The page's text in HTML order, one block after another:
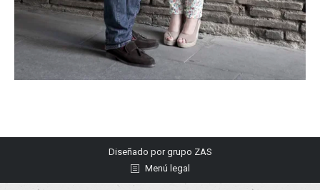
Diseñado porgrupo ZAS
Menú legal